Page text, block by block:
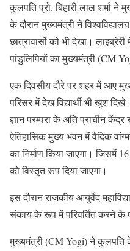
कुलपति प्रो. बिहारी लाल शर्मा ने
के दौरान मुख्यमंत्री ने
छात्रावासों को भी देखा।
पांडुलिपियों का मुख्यमंत्री (CM
एक दिवसीय दौरे पर शहर में आए
परिसर में देख विद्यार्थी भी खुश
ज्ञान परम्परा के अति प्राचीन केंद्र
ऐतिहासिक मुख्य भवन में वैदिक
का निर्माण किया जाएगा। जिसमें
को विस्तृत रूप दिया जाएगा।
इस दौरान राजकीय आयुर्वेद
संकाय के रूप में परिवर्तित करने के
मुख्यमंत्री (CM Yogi) ने कुलपति